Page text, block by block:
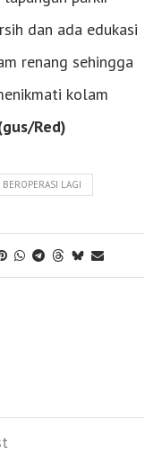
dan ada edukasi
renang sehingga
kolam
Red)
LAGI